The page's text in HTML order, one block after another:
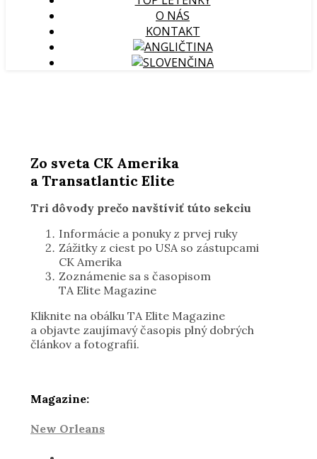
O NÁS
KONTAKT
Zo sveta CK Amerika
a Transatlantic Elite
Tri dôvody prečo navštíviť túto sekciu
Informácie a ponuky z prvej ruky
Zážitky z ciest po USA so zástupcami
CK Amerika
Zoznámenie sa s časopisom
TA Elite Magazine
Kliknite na obálku TA Elite Magazine
a objavte zaujímavý časopis plný dobrých
článkov a fotografií.
Magazine:
New Orleans